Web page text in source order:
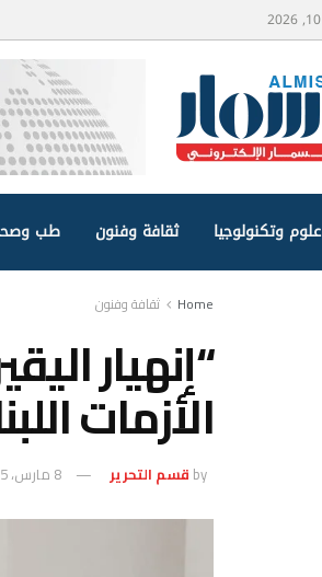
علوم وتكنولوجيا ثقافة وفنون طب
Home ثقافة وفنون
“إنهيار
الأزمات
by قسم التحرير 8 مارس، 2025